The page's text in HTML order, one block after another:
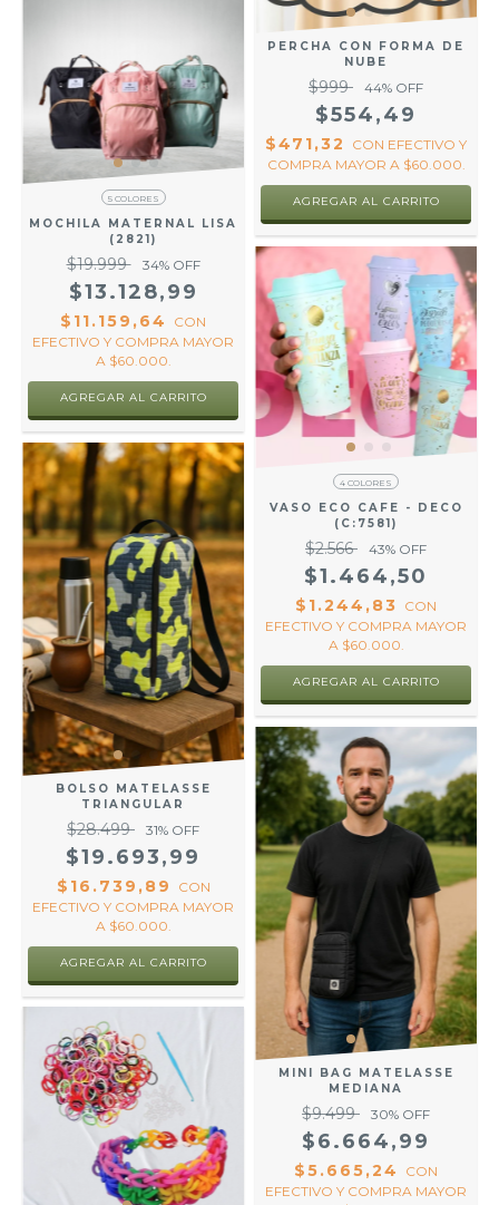
PERCHA CON FORMA DE
NUBE
$999 44% OFF
$554,49
$471,32 CON EFECTIVO Y
COMPRA MAYOR A $60.000.
AGREGAR AL CARRITO
5 COLORES
MOCHILA MATERNAL LISA
(2821)
$19.999 34% OFF
$13.128,99
$11.159,64
CON
EFECTIVO Y COMPRA MAYOR
A $60.000.
AGREGAR AL CARRITO
4 COLORES
VASO ECO CAFE - DECO
(C:7581)
$2.566 43% OFF
$1.464,50
$1.244,83 CON
EFECTIVO Y COMPRA MAYOR
A $60.000.
AGREGAR AL CARRITO
BOLSO MATELASSE
TRIANGULAR
$28.499 31% OFF
$19.693,99
$16.739,89
CON
EFECTIVO Y COMPRA MAYOR
A $60.000.
AGREGAR AL CARRITO
MINI BAG MATELASSE
MEDIANA
$9.499 30% OFF
$6.664,99
$5.665,24
CON
EFECTIVO Y COMPRA MAYOR